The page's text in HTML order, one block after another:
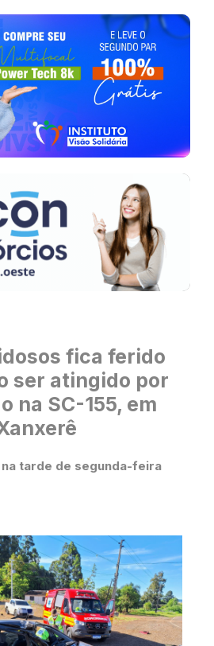
fica ferido
ser atingido por
na SC-155, em
tarde de segunda-feira